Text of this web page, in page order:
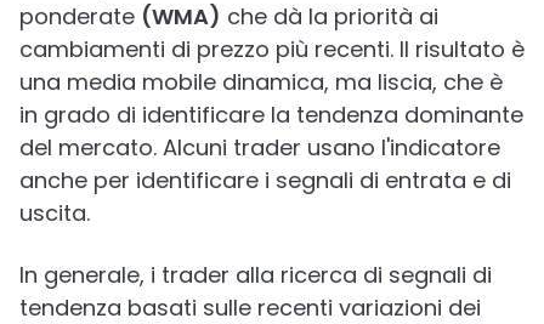
ponderate (WMA) che dà la priorità ai
cambiamenti di prezzo più recenti. Il risultato è
una media mobile dinamica, ma liscia, che è
in grado di identificare la tendenza dominante
del mercato. Alcuni trader usano l'indicatore
anche per identificare i segnali di entrata e di
uscita.
In generale, i trader alla ricerca di segnali di
tendenza basati sulle recenti variazioni dei